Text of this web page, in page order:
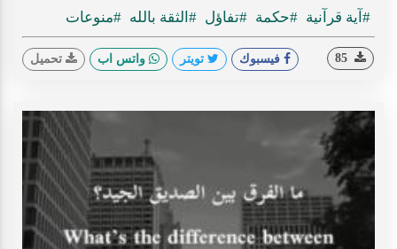
Time #آية قرآنية #حكمة #تفاؤل #الثقة بالله #منوعات
فيسبوك تويتر واتس اب تحميل